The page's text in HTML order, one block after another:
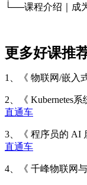
└──课程介绍｜成
更多好课推
1、《 物联网/嵌入
2、《 Kubernetes
直通车
3、《 程序员的 AI
直通车
4、《 千峰物联网与